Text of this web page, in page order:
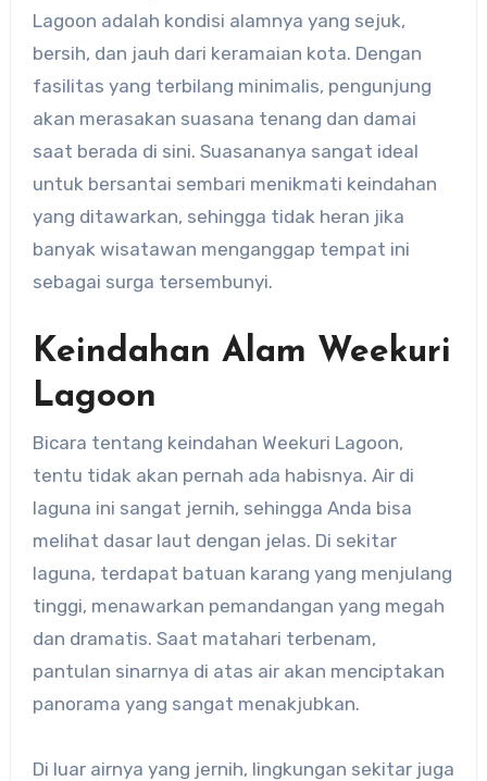
Lagoon adalah kondisi alamnya yang sejuk,
bersih, dan jauh dari keramaian kota. Dengan
fasilitas yang terbilang minimalis, pengunjung
akan merasakan suasana tenang dan damai
saat berada di sini. Suasananya sangat ideal
untuk bersantai sembari menikmati keindahan
yang ditawarkan, sehingga tidak heran jika
banyak wisatawan menganggap tempat ini
sebagai surga tersembunyi.
Keindahan Alam Weekuri
Lagoon
Bicara tentang keindahan Weekuri Lagoon,
tentu tidak akan pernah ada habisnya. Air di
laguna ini sangat jernih, sehingga Anda bisa
melihat dasar laut dengan jelas. Di sekitar
laguna, terdapat batuan karang yang menjulang
tinggi, menawarkan pemandangan yang megah
dan dramatis. Saat matahari terbenam,
pantulan sinarnya di atas air akan menciptakan
panorama yang sangat menakjubkan.
Di luar airnya yang jernih, lingkungan sekitar juga